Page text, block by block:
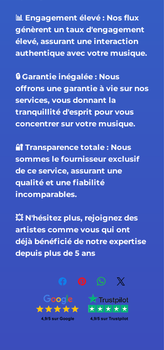
📊 Engagement élevé : Nos flux
génèrent un taux d'engagement
élevé, assurant une interaction
authentique avec votre musique.
🔒 Garantie inégalée : Nous
offrons une garantie à vie sur nos
services, vous donnant la
tranquillité d'esprit pour vous
concentrer sur votre musique.
🔐 Transparence totale : Nous
sommes le fournisseur exclusif
de ce service, assurant une
qualité et une fiabilité
incomparables.
💥 N'hésitez plus, rejoignez des
artistes comme vous qui ont
déjà bénéficié de notre expertise
depuis plus de 5 ans